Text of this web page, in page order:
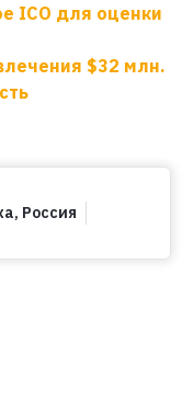
ICO для оценки
$32 млн.
, Россия